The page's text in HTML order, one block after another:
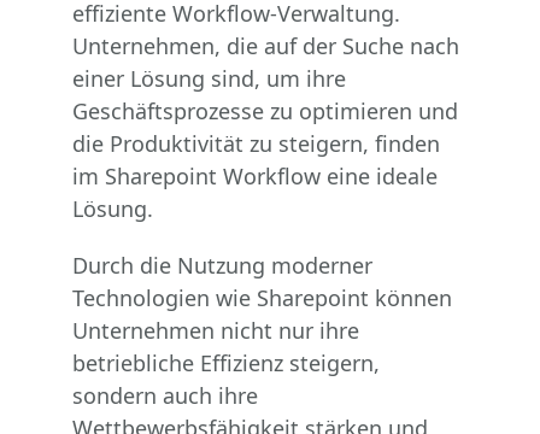
effiziente Workflow-Verwaltung.
Unternehmen, die auf der Suche nach
einer Lösung sind, um ihre
Geschäftsprozesse zu optimieren und
die Produktivität zu steigern, finden
im Sharepoint Workflow eine ideale
Lösung.
Durch die Nutzung moderner
Technologien wie Sharepoint können
Unternehmen nicht nur ihre
betriebliche Effizienz steigern,
sondern auch ihre